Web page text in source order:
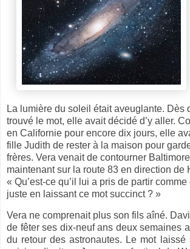
La lumière du soleil était aveuglante. Dès
trouvé le mot, elle avait décidé d’y aller.
en Californie pour encore dix jours, elle
fille Judith de rester à la maison pour
frères. Vera venait de contourner
maintenant sur la route 83 en direction de
« Qu’est-ce qu’il lui a pris de partir
juste en laissant ce mot succinct ? »
Vera ne comprenait plus son fils aîné.
de fêter ses dix-neuf ans deux semaines
du retour des astronautes. Le mot